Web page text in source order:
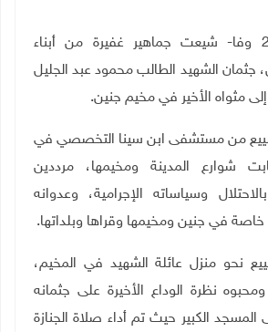
جنين 21-11-2022 وفا- شيعت جماهير غفيرة من أبناء
جثمان الشهيد الطالب محمود عبد الجليل
من مستشفى ابن سينا التخصصي في
شوارع المدينة ومخيمها، مرددين
وسياساته الإجرامية، وعدوانه
في جنين ومخيمها وقراها وبلداتها.
نحو منزل عائلة الشهيد في المخيم،
نظرة الوداع الأخيرة على جثمانه
المسجد الكبير حيث تم أداء صلاة الجنازة